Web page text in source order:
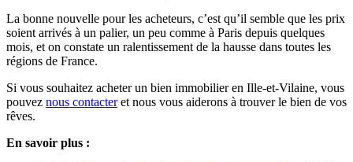
La bonne nouvelle pour les acheteurs, c’est qu’il semble que les prix
soient arrivés à un palier, un peu comme à Paris depuis quelques
mois, et on constate un ralentissement de la hausse dans toutes les
régions de France.
Si vous souhaitez acheter un bien immobilier en Ille-et-Vilaine, vous
pouvez nous contacteret nous vous aiderons à trouver le bien de vos
rêves.
En savoir plus :